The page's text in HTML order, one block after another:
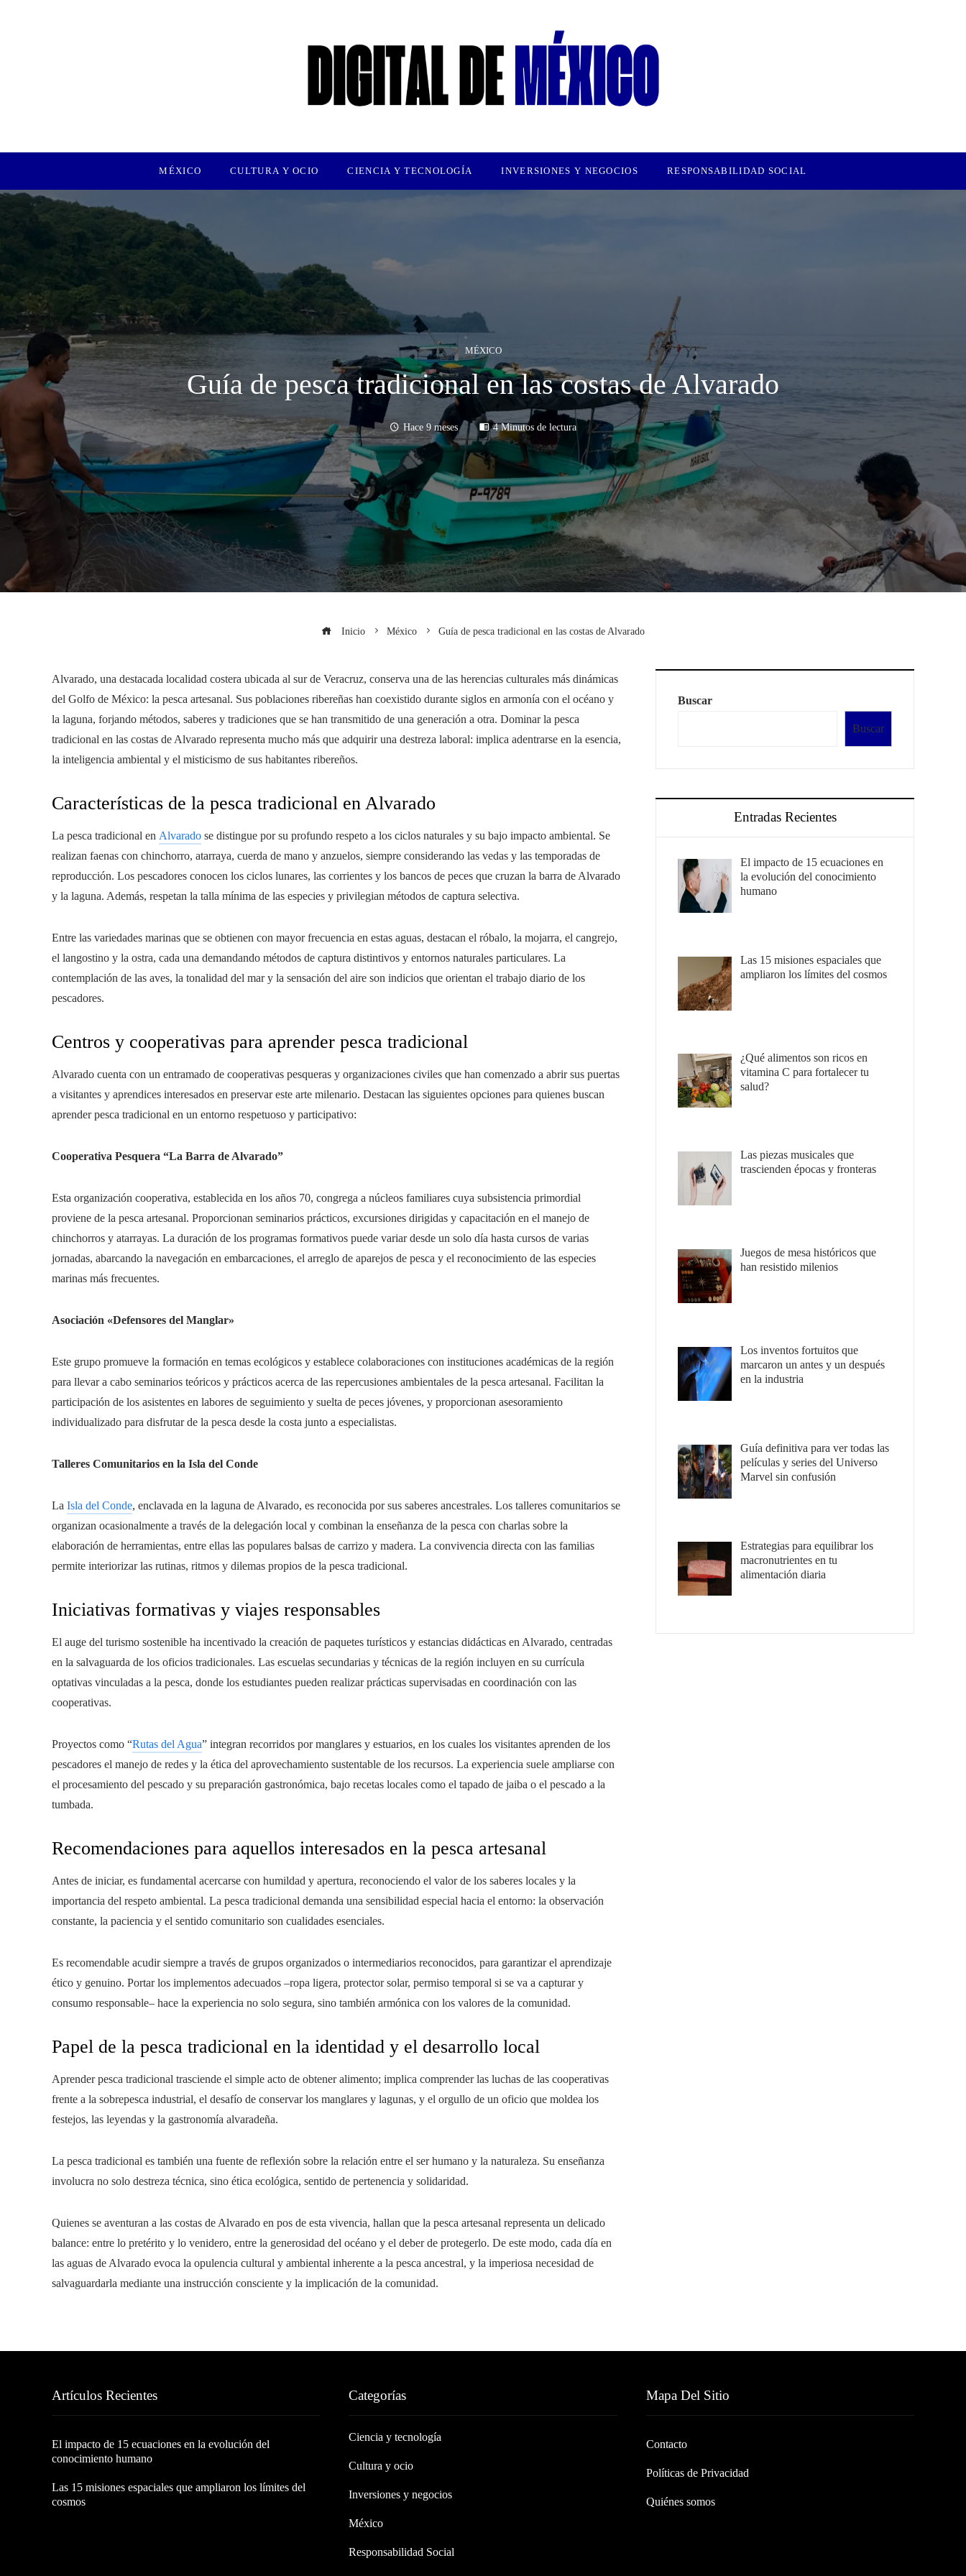
MÉXICO CULTURA Y OCIO CIENCIA Y TECNOLOGÍA INVERSIONES Y NEGOCIOS RESPONSABILIDAD SOCIAL
MÉXICO
Guía de pesca tradicional en las costas de Alvarado
Hace 9 meses 4 Minutos de lectura
Inicio México Guía de pesca tradicional en las costas de Alvarado
Alvarado, una destacada localidad costera ubicada al sur de Veracruz, conserva una de las herencias culturales más dinámicas
del Golfo de México: la pesca artesanal. Sus poblaciones ribereñas han coexistido durante siglos en armonía con el océano y
la laguna, forjando métodos, saberes y tradiciones que se han transmitido de una generación a otra. Dominar la pesca
tradicional en las costas de Alvarado representa mucho más que adquirir una destreza laboral: implica adentrarse en la esencia,
la inteligencia ambiental y el misticismo de sus habitantes ribereños.
Características de la pesca tradicional en Alvarado
La pesca tradicional en Alvarado se distingue por su profundo respeto a los ciclos naturales y su bajo impacto ambiental. Se
realizan faenas con chinchorro, atarraya, cuerda de mano y anzuelos, siempre considerando las vedas y las temporadas de
reproducción. Los pescadores conocen los ciclos lunares, las corrientes y los bancos de peces que cruzan la barra de Alvarado
y la laguna. Además, respetan la talla mínima de las especies y privilegian métodos de captura selectiva.
Entre las variedades marinas que se obtienen con mayor frecuencia en estas aguas, destacan el róbalo, la mojarra, el cangrejo,
el langostino y la ostra, cada una demandando métodos de captura distintivos y entornos naturales particulares. La
contemplación de las aves, la tonalidad del mar y la sensación del aire son indicios que orientan el trabajo diario de los
pescadores.
Centros y cooperativas para aprender pesca tradicional
Alvarado cuenta con un entramado de cooperativas pesqueras y organizaciones civiles que han comenzado a abrir sus puertas
a visitantes y aprendices interesados en preservar este arte milenario. Destacan las siguientes opciones para quienes buscan
aprender pesca tradicional en un entorno respetuoso y participativo:
Cooperativa Pesquera “La Barra de Alvarado”
Esta organización cooperativa, establecida en los años 70, congrega a núcleos familiares cuya subsistencia primordial
proviene de la pesca artesanal. Proporcionan seminarios prácticos, excursiones dirigidas y capacitación en el manejo de
chinchorros y atarrayas. La duración de los programas formativos puede variar desde un solo día hasta cursos de varias
jornadas, abarcando la navegación en embarcaciones, el arreglo de aparejos de pesca y el reconocimiento de las especies
marinas más frecuentes.
Asociación «Defensores del Manglar»
Este grupo promueve la formación en temas ecológicos y establece colaboraciones con instituciones académicas de la región
para llevar a cabo seminarios teóricos y prácticos acerca de las repercusiones ambientales de la pesca artesanal. Facilitan la
participación de los asistentes en labores de seguimiento y suelta de peces jóvenes, y proporcionan asesoramiento
individualizado para disfrutar de la pesca desde la costa junto a especialistas.
Talleres Comunitarios en la Isla del Conde
La Isla del Conde, enclavada en la laguna de Alvarado, es reconocida por sus saberes ancestrales. Los talleres comunitarios se
organizan ocasionalmente a través de la delegación local y combinan la enseñanza de la pesca con charlas sobre la
elaboración de herramientas, entre ellas las populares balsas de carrizo y madera. La convivencia directa con las familias
permite interiorizar las rutinas, ritmos y dilemas propios de la pesca tradicional.
Iniciativas formativas y viajes responsables
El auge del turismo sostenible ha incentivado la creación de paquetes turísticos y estancias didácticas en Alvarado, centradas
en la salvaguarda de los oficios tradicionales. Las escuelas secundarias y técnicas de la región incluyen en su currícula
optativas vinculadas a la pesca, donde los estudiantes pueden realizar prácticas supervisadas en coordinación con las
cooperativas.
Proyectos como “Rutas del Agua” integran recorridos por manglares y estuarios, en los cuales los visitantes aprenden de los
pescadores el manejo de redes y la ética del aprovechamiento sustentable de los recursos. La experiencia suele ampliarse con
el procesamiento del pescado y su preparación gastronómica, bajo recetas locales como el tapado de jaiba o el pescado a la
tumbada.
Recomendaciones para aquellos interesados en la pesca artesanal
Antes de iniciar, es fundamental acercarse con humildad y apertura, reconociendo el valor de los saberes locales y la
importancia del respeto ambiental. La pesca tradicional demanda una sensibilidad especial hacia el entorno: la observación
constante, la paciencia y el sentido comunitario son cualidades esenciales.
Es recomendable acudir siempre a través de grupos organizados o intermediarios reconocidos, para garantizar el aprendizaje
ético y genuino. Portar los implementos adecuados –ropa ligera, protector solar, permiso temporal si se va a capturar y
consumo responsable– hace la experiencia no solo segura, sino también armónica con los valores de la comunidad.
Papel de la pesca tradicional en la identidad y el desarrollo local
Aprender pesca tradicional trasciende el simple acto de obtener alimento; implica comprender las luchas de las cooperativas
frente a la sobrepesca industrial, el desafío de conservar los manglares y lagunas, y el orgullo de un oficio que moldea los
festejos, las leyendas y la gastronomía alvaradeña.
La pesca tradicional es también una fuente de reflexión sobre la relación entre el ser humano y la naturaleza. Su enseñanza
involucra no solo destreza técnica, sino ética ecológica, sentido de pertenencia y solidaridad.
Quienes se aventuran a las costas de Alvarado en pos de esta vivencia, hallan que la pesca artesanal representa un delicado
balance: entre lo pretérito y lo venidero, entre la generosidad del océano y el deber de protegerlo. De este modo, cada día en
las aguas de Alvarado evoca la opulencia cultural y ambiental inherente a la pesca ancestral, y la imperiosa necesidad de
salvaguardarla mediante una instrucción consciente y la implicación de la comunidad.
Buscar
Buscar
Entradas Recientes
El impacto de 15 ecuaciones en
la evolución del conocimiento
humano
Las 15 misiones espaciales que
ampliaron los límites del cosmos
¿Qué alimentos son ricos en
vitamina C para fortalecer tu
salud?
Las piezas musicales que
trascienden épocas y fronteras
Juegos de mesa históricos que
han resistido milenios
Los inventos fortuitos que
marcaron un antes y un después
en la industria
Guía definitiva para ver todas las
películas y series del Universo
Marvel sin confusión
Estrategias para equilibrar los
macronutrientes en tu
alimentación diaria
Artículos Recientes
El impacto de 15 ecuaciones en la evolución del
conocimiento humano
Las 15 misiones espaciales que ampliaron los límites del
cosmos
Categorías
Ciencia y tecnología
Cultura y ocio
Inversiones y negocios
México
Responsabilidad Social
Mapa Del Sitio
Contacto
Políticas de Privacidad
Quiénes somos